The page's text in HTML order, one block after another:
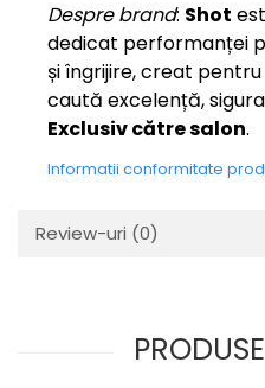
Despre brand: Shot
dedicat performanței
și îngrijire, creat
caută excelență,
Exclusiv către salon.
Informatii conformitate
Review-uri (0)